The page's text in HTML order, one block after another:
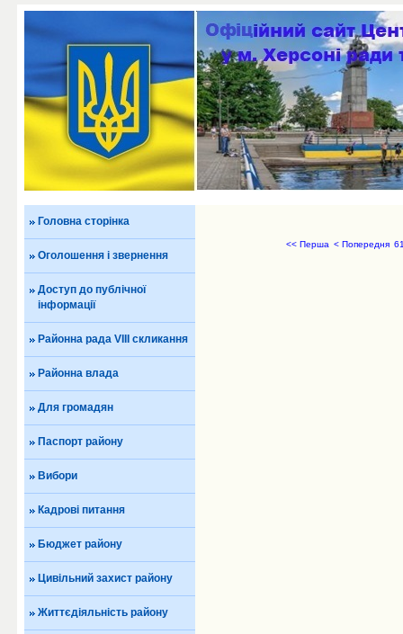
Головна сторінка
Оголошення і звернення
Доступ до публічної
інформації
Районна рада VIII скликання
Районна влада
Для громадян
Паспорт району
Вибори
Кадрові питання
Бюджет району
Цивільний захист району
Життєдіяльність району
<< Перша < Попередня